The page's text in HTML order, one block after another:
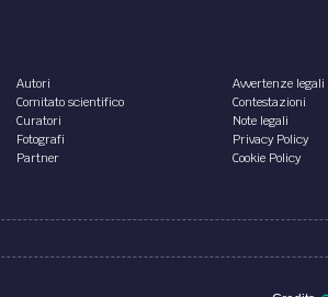
Autori
Comitato scientifico
Curatori
Fotografi
Partner
Avvertenze legali
Contestazioni
Note legali
Privacy Policy
Cookie Policy